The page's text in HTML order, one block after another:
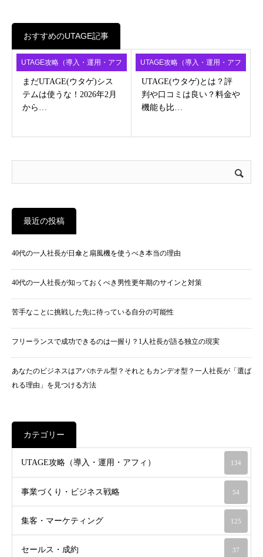
おすすめのUTAGE記事
UTAGE攻略（導入・運用・アフ
ィ）
まだUTAGE(ウタゲ)シス
テムは使うな！2026年2月
から…
UTAGE攻略（導入・運用・アフ
ィ）
UTAGE(ウタゲ)とは？評
判や口コミは良い？料金や
機能も比…
最近の投稿
40代の一人社長が日傘と扇風機を使うべき本当の理由
40代の一人社長が知っておくべき男性更年期のサインと対策
苦手なことに挑戦した先に待っている自分の可能性
フリーランスで成功できるのは一握り？1人社長が語る独立の現実
あなたのビジネスはアパホテル型？それともカンデオ型？一人社長が「選ば
れる理由」を見つける方法
カテゴリー
UTAGE攻略（導入・運用・アフィ） 134
事業づくり・ビジネス戦略 54
集客・マーケティング 125
セールス・成約 37